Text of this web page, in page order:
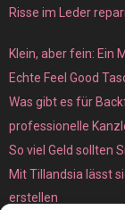
Risse im Leder
Klein, aber fein: Ein
Echte Feel Good
Was gibt es für
professionelle
So viel Geld sollten
Mit Tillandsia lässt
erstellen